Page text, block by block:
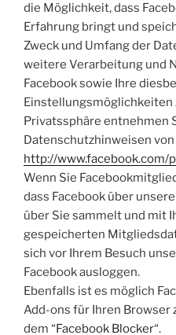
die Möglichkeit, dass
Erfahrung bringt und
Zweck und Umfang der
weitere Verarbeitung und
Facebook sowie Ihre
Einstellungsmöglichkeiten
Privatssphäre entnehmen
Datenschutzhinweisen von
http://www.facebook.com/
Wenn Sie
dass Facebook über
über Sie sammelt und mit
gespeicherten
sich vor Ihrem Besuch
Facebook ausloggen.
Ebenfalls ist es möglich
Add-ons für Ihren Browser
dem “Facebook Blocker“.